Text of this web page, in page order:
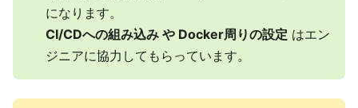
になります。
CI/CDへの組み込み や Docker周りの設定 はエン
ジニアに協力してもらっています。